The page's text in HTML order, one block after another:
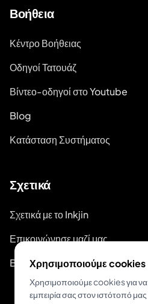
Βοήθεια
Κέντρο Βοήθειας
Οδηγοί Τατουάζ
Βίντεο-οδηγοί στο Youtube
Blog
Κατάσταση Συστήματος
Σχετικά
Σχετικά με το Inkjin
Επικοινώνησε μαζί μας
Branding Kit
Χρησιμοποιούμε cookies
Χρησιμοποιούμε cookies για
εμπειρία σας στον ιστότοπό